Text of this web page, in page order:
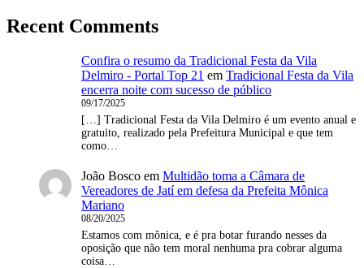
Recent Comments
Confira o resumo da Tradicional Festa da Vila
Delmiro - Portal Top 21 em Tradicional Festa da Vila
encerra noite com sucesso de público
09/17/2025
[…] Tradicional Festa da Vila Delmiro é um evento anual e
gratuito, realizado pela Prefeitura Municipal e que tem
como…
João Bosco em Multidão toma a Câmara de
Vereadores de Jatí em defesa da Prefeita Mônica
Mariano
08/20/2025
Estamos com mônica, e é pra botar furando nesses da
oposição que não tem moral nenhuma pra cobrar alguma
coisa…